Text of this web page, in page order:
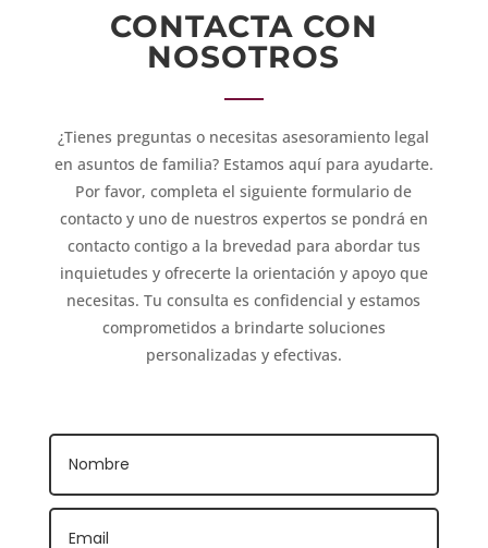
CONTACTA CON
NOSOTROS
¿Tienes preguntas o necesitas asesoramiento legal
en asuntos de familia? Estamos aquí para ayudarte.
Por favor, completa el siguiente formulario de
contacto y uno de nuestros expertos se pondrá en
contacto contigo a la brevedad para abordar tus
inquietudes y ofrecerte la orientación y apoyo que
necesitas. Tu consulta es confidencial y estamos
comprometidos a brindarte soluciones
personalizadas y efectivas.